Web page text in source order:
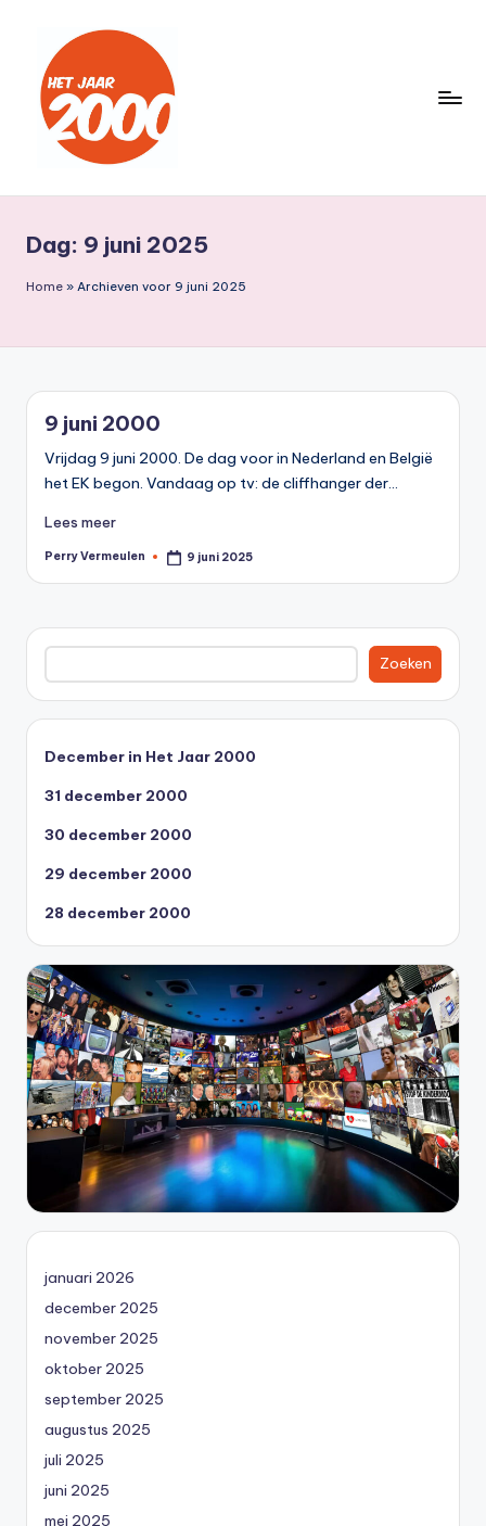
inhoud
t
J
r
2
0
0
lang
terug
naar
Dag: 9 juni 2025
Home » Archieven voor 9 juni 2025
9 juni 2000
Vrijdag 9 juni 2000. De dag voor in Nederland en België
het EK begon. Vandaag op tv: de cliffhanger der…
Lees meer
Geplaatst
Perry Vermeulen 9 juni 2025
Zoeken
Zoeken
December in Het Jaar 2000
31 december 2000
30 december 2000
29 december 2000
28 december 2000
januari 2026
december 2025
november 2025
oktober 2025
september 2025
augustus 2025
juli 2025
juni 2025
mei 2025